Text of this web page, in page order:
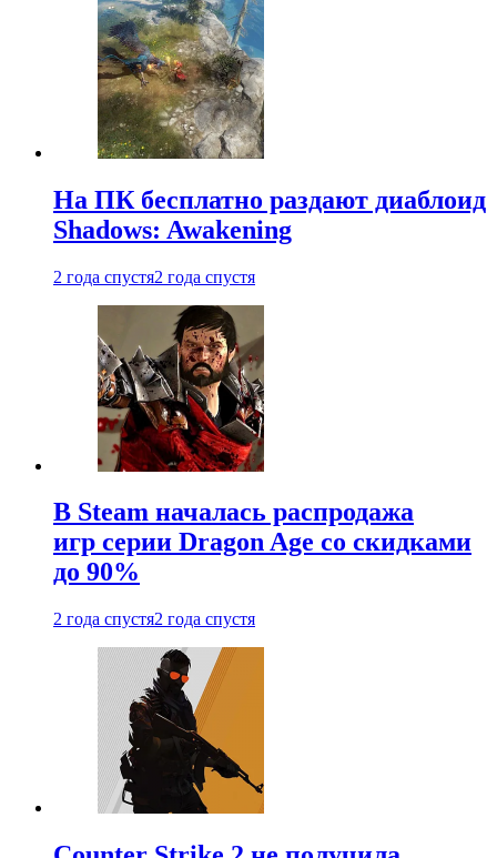
На ПК бесплатно раздают диаблоид
Shadows: Awakening
2 года спустя2 года спустя
В Steam началась распродажа
игр серии Dragon Age со скидками
до 90%
2 года спустя2 года спустя